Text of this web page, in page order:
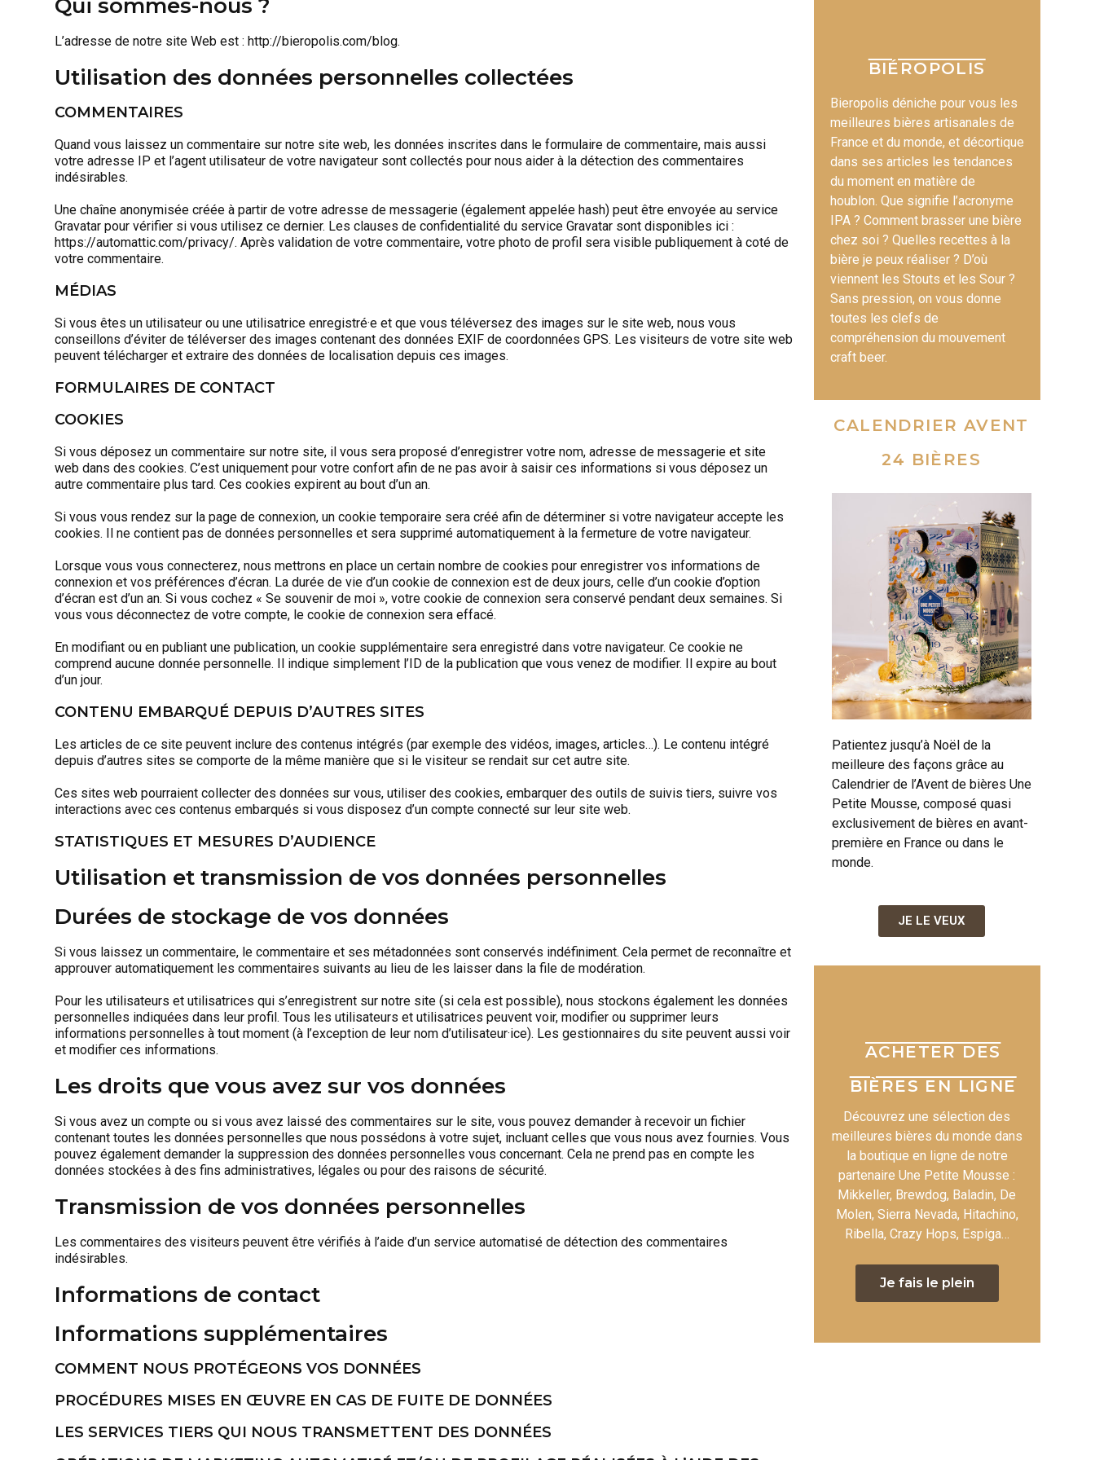
Qui sommes-nous ?
L’adresse de notre site Web est : http://bieropolis.com/blog.
Utilisation des données personnelles collectées
COMMENTAIRES
Quand vous laissez un commentaire sur notre site web, les données inscrites dans le formulaire de commentaire, mais aussi
votre adresse IP et l’agent utilisateur de votre navigateur sont collectés pour nous aider à la détection des commentaires
indésirables.
Une chaîne anonymisée créée à partir de votre adresse de messagerie (également appelée hash) peut être envoyée au service
Gravatar pour vérifier si vous utilisez ce dernier. Les clauses de confidentialité du service Gravatar sont disponibles ici :
https://automattic.com/privacy/. Après validation de votre commentaire, votre photo de profil sera visible publiquement à coté de
votre commentaire.
MÉDIAS
Si vous êtes un utilisateur ou une utilisatrice enregistré·e et que vous téléversez des images sur le site web, nous vous
conseillons d’éviter de téléverser des images contenant des données EXIF de coordonnées GPS. Les visiteurs de votre site web
peuvent télécharger et extraire des données de localisation depuis ces images.
FORMULAIRES DE CONTACT
COOKIES
Si vous déposez un commentaire sur notre site, il vous sera proposé d’enregistrer votre nom, adresse de messagerie et site
web dans des cookies. C’est uniquement pour votre confort afin de ne pas avoir à saisir ces informations si vous déposez un
autre commentaire plus tard. Ces cookies expirent au bout d’un an.
Si vous vous rendez sur la page de connexion, un cookie temporaire sera créé afin de déterminer si votre navigateur accepte les
cookies. Il ne contient pas de données personnelles et sera supprimé automatiquement à la fermeture de votre navigateur.
Lorsque vous vous connecterez, nous mettrons en place un certain nombre de cookies pour enregistrer vos informations de
connexion et vos préférences d’écran. La durée de vie d’un cookie de connexion est de deux jours, celle d’un cookie d’option
d’écran est d’un an. Si vous cochez « Se souvenir de moi », votre cookie de connexion sera conservé pendant deux semaines. Si
vous vous déconnectez de votre compte, le cookie de connexion sera effacé.
En modifiant ou en publiant une publication, un cookie supplémentaire sera enregistré dans votre navigateur. Ce cookie ne
comprend aucune donnée personnelle. Il indique simplement l’ID de la publication que vous venez de modifier. Il expire au bout
d’un jour.
CONTENU EMBARQUÉ DEPUIS D’AUTRES SITES
Les articles de ce site peuvent inclure des contenus intégrés (par exemple des vidéos, images, articles…). Le contenu intégré
depuis d’autres sites se comporte de la même manière que si le visiteur se rendait sur cet autre site.
Ces sites web pourraient collecter des données sur vous, utiliser des cookies, embarquer des outils de suivis tiers, suivre vos
interactions avec ces contenus embarqués si vous disposez d’un compte connecté sur leur site web.
STATISTIQUES ET MESURES D’AUDIENCE
Utilisation et transmission de vos données personnelles
Durées de stockage de vos données
Si vous laissez un commentaire, le commentaire et ses métadonnées sont conservés indéfiniment. Cela permet de reconnaître et
approuver automatiquement les commentaires suivants au lieu de les laisser dans la file de modération.
Pour les utilisateurs et utilisatrices qui s’enregistrent sur notre site (si cela est possible), nous stockons également les données
personnelles indiquées dans leur profil. Tous les utilisateurs et utilisatrices peuvent voir, modifier ou supprimer leurs
informations personnelles à tout moment (à l’exception de leur nom d’utilisateur·ice). Les gestionnaires du site peuvent aussi voir
et modifier ces informations.
Les droits que vous avez sur vos données
Si vous avez un compte ou si vous avez laissé des commentaires sur le site, vous pouvez demander à recevoir un fichier
contenant toutes les données personnelles que nous possédons à votre sujet, incluant celles que vous nous avez fournies. Vous
pouvez également demander la suppression des données personnelles vous concernant. Cela ne prend pas en compte les
données stockées à des fins administratives, légales ou pour des raisons de sécurité.
Transmission de vos données personnelles
Les commentaires des visiteurs peuvent être vérifiés à l’aide d’un service automatisé de détection des commentaires
indésirables.
Informations de contact
Informations supplémentaires
COMMENT NOUS PROTÉGEONS VOS DONNÉES
PROCÉDURES MISES EN ŒUVRE EN CAS DE FUITE DE DONNÉES
LES SERVICES TIERS QUI NOUS TRANSMETTENT DES DONNÉES
BIÉROPOLIS
Bieropolis déniche pour vous les
meilleures bières artisanales de
France et du monde, et décortique
dans ses articles les tendances
du moment en matière de
houblon. Que signifie l’acronyme
IPA ? Comment brasser une bière
chez soi ? Quelles recettes à la
bière je peux réaliser ? D’où
viennent les Stouts et les Sour ?
Sans pression, on vous donne
toutes les clefs de
compréhension du mouvement
craft beer.
CALENDRIER AVENT
24 BIÈRES
Patientez jusqu’à Noël de la
meilleure des façons grâce au
Calendrier de l’Avent de bières Une
Petite Mousse, composé quasi
exclusivement de bières en avant-
première en France ou dans le
monde.
JE LE VEUX
ACHETER DES
BIÈRES EN LIGNE
Découvrez une sélection des
meilleures bières du monde dans
la boutique en ligne de notre
partenaire Une Petite Mousse :
Mikkeller, Brewdog, Baladin, De
Molen, Sierra Nevada, Hitachino,
Ribella, Crazy Hops, Espiga…
Je fais le plein